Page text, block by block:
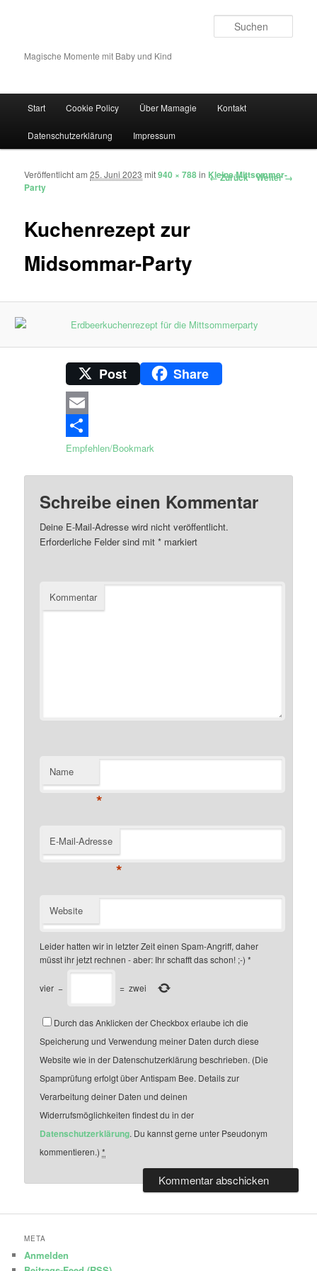
Magische Momente mit Baby und Kind
Zum Inhalt wechseln
Zum sekundären Inhalt wechseln
Start Cookie Policy Über Mamagie Kontakt
Datenschutzerklärung Impressum
Bilder-Navigation ← Zurück Weiter →
Kuchenrezept zur
Midsommar-Party
Veröffentlicht am25. Juni 2023 mit940 × 788in Kleine Mittsommer-
Party
Post Share
Email
Empfehlen/Bookmark
Schreibe einen Kommentar
Deine E-Mail-Adresse wird nicht veröffentlicht.
Erforderliche Felder sind mit* markiert
Kommentar
Name
*
E-Mail-Adresse
*
Website
Leider hatten wir in letzter Zeit einen Spam-Angriff, daher
müsst ihr jetzt rechnen - aber: Ihr schafft das schon! ;-) *
vier − = zwei
Durch das Anklicken der Checkbox erlaube ich die
Speicherung und Verwendung meiner Daten durch diese
Website wie in der Datenschutzerklärung beschrieben. (Die
Spamprüfung erfolgt über Antispam Bee. Details zur
Verarbeitung deiner Daten und deinen
Widerrufsmöglichkeiten findest du in der
Datenschutzerklärung. Du kannst gerne unter Pseudonym
kommentieren.)*
META
Anmelden